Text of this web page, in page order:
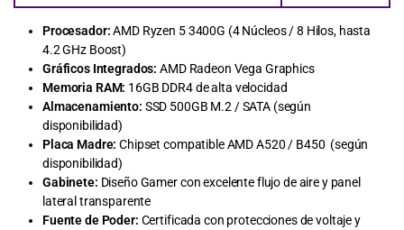
Procesador:AMD Ryzen 5 3400G (4 Núcleos / 8 Hilos, hasta
4.2 GHz Boost)
Gráficos Integrados: AMD Radeon Vega Graphics
Memoria RAM: 16GB DDR4 de alta velocidad
Almacenamiento: SSD 500GB M.2 / SATA (según
disponibilidad)
Placa Madre: Chipset compatible AMD A520 / B450 (según
disponibilidad)
Gabinete: Diseño Gamer con excelente flujo de aire y panel
lateral transparente
Fuente de Poder: Certificada con protecciones de voltaje y